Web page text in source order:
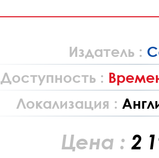
Издатель :
Доступность :
Локализация :
Цена : 2